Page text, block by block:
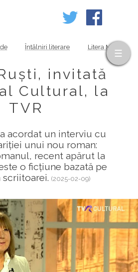
Întâlniri literare Litera MOV
invitată
Cultural, la
TVR
acordat un interviu cu
unui nou roman:
recent apărut la
o ficțiune bazată pe
scriitoarei.(2025-02-09)